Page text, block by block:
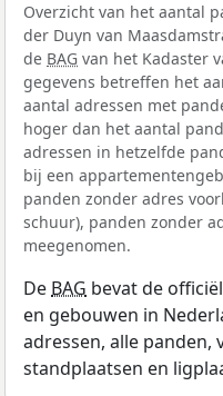
Overzicht van het aantal
der Duyn van
de BAG van het Kadaster
gegevens betreffen het
aantal adressen met
hoger dan het aantal
adressen in hetzelfde
bij een
panden zonder adres
schuur), panden zonder
meegenomen.
De BAG bevat de
en gebouwen in
adressen, alle panden,
standplaatsen en